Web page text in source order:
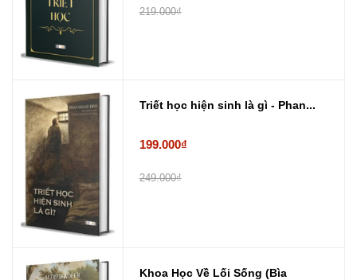
219.000₫
Triết học hiện sinh là gì - Phan...
199.000₫
249.000₫
Khoa Học Về Lối Sống (Bìa